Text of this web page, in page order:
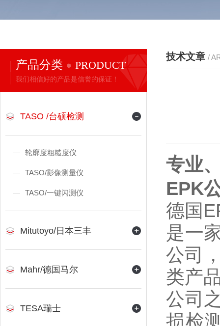
产品分类 PRODUCT
我们相信好的产品是信誉的保证！
TASO /台硕检测
轮廓度粗糙度仪
TASO/影像测量仪
TASO/一键闪测仪
Mitutoyo/日本三丰
Mahr/德国马尔
TESA瑞士
技术文章 /
专业
EPK
德国
是一
公司
类产
公司
损检